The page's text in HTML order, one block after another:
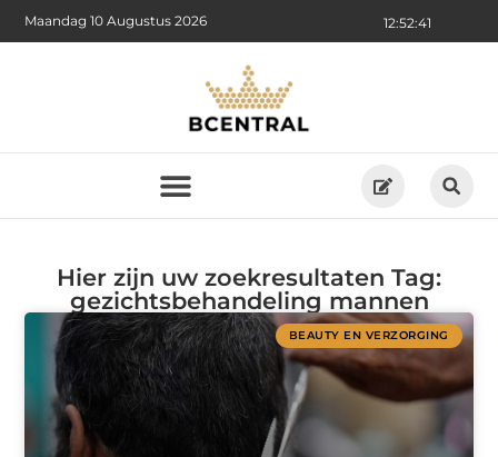
12:52:41
Maandag 10 Augustus 2026
Hier zijn uw zoekresultaten Tag:
gezichtsbehandeling mannen
BEAUTY EN VERZORGING